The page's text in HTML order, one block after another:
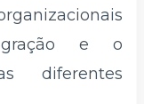
e o
diferentes